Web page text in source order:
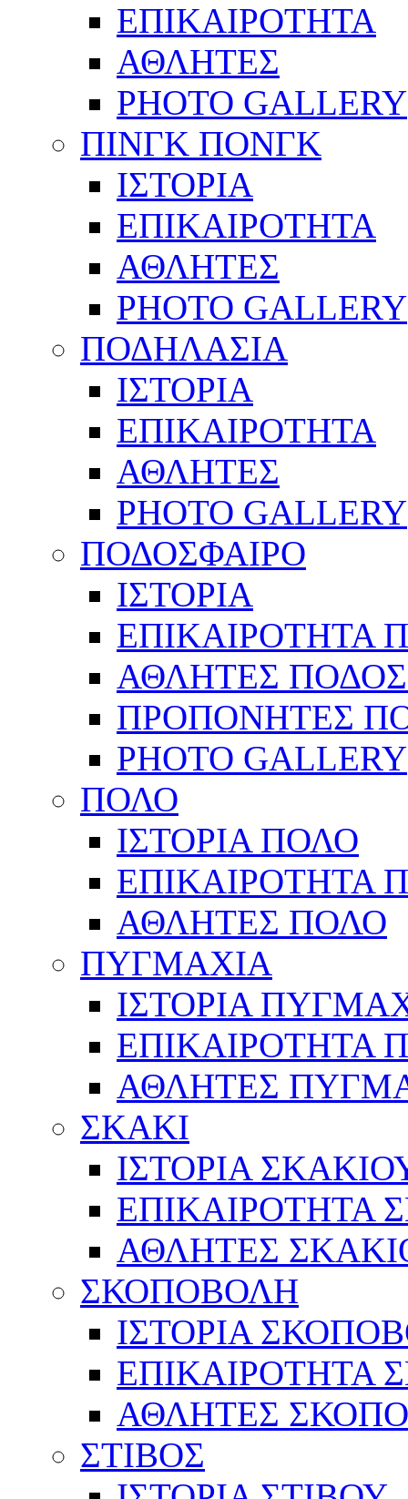
ΕΠΙΚΑΙΡΟΤΗΤΑ
ΑΘΛΗΤΕΣ
PHOTO GALLERY
ΠΙΝΓΚ ΠΟΝΓΚ
ΙΣΤΟΡΙΑ
ΕΠΙΚΑΙΡΟΤΗΤΑ
ΑΘΛΗΤΕΣ
PHOTO GALLERY
ΠΟΔΗΛΑΣΙΑ
ΙΣΤΟΡΙΑ
ΕΠΙΚΑΙΡΟΤΗΤΑ
ΑΘΛΗΤΕΣ
PHOTO GALLERY
ΠΟΔΟΣΦΑΙΡΟ
ΙΣΤΟΡΙΑ
ΕΠΙΚΑΙΡΟΤΗΤΑ
ΑΘΛΗΤΕΣ
ΠΡΟΠΟΝΗΤΕΣ
PHOTO GALLERY
ΠΟΛΟ
ΙΣΤΟΡΙΑ ΠΟΛΟ
ΕΠΙΚΑΙΡΟΤΗΤΑ
ΑΘΛΗΤΕΣ ΠΟΛΟ
ΠΥΓΜΑΧΙΑ
ΙΣΤΟΡΙΑ
ΕΠΙΚΑΙΡΟΤΗΤΑ
ΑΘΛΗΤΕΣ
ΣΚΑΚΙ
ΙΣΤΟΡΙΑ
ΕΠΙΚΑΙΡΟΤΗΤΑ
ΑΘΛΗΤΕΣ
ΣΚΟΠΟΒΟΛΗ
ΙΣΤΟΡΙΑ
ΕΠΙΚΑΙΡΟΤΗΤΑ
ΑΘΛΗΤΕΣ
ΣΤΙΒΟΣ